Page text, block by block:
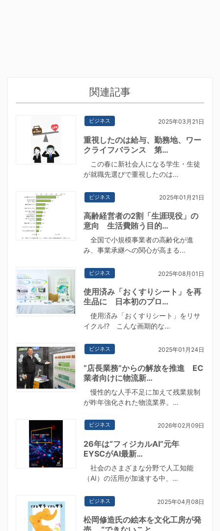
関連記事
ビジネス 2025年03月21日
重視したのは給与、勤務地、ワー
クライフバランス 第…
この春に新社会人になる学生・生徒
が就職先選びで重視したのは…
ビジネス 2025年01月21日
高齢経営者の2割「生涯現役」の
意向 生活費賄う目的…
全国で小規模事業者の高齢化が進
み、事業承継への関心が高まる…
ビジネス 2025年08月01日
使用済み「おくすりシート」を再
生品に 日本初のプロ…
使用済み「おくすりシート」をリサ
イクル!? こんな画期的な…
ビジネス 2025年01月24日
“店長業務”からの解放を推進 EC
業者向けに物流新…
慢性的な人手不足に加えて残業規制
が昨年強化された物流業界。…
ビジネス 2026年02月09日
26年は“フィジカルAI”元年
EYSCがAI最新…
社会のさまざまな分野で人工知能
（AI）の活用が加速する中、…
ビジネス 2025年04月08日
松岡修造氏の絵本を文化工房が発